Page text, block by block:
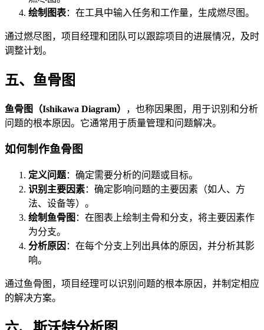
绘制图表：在工具中输入任务和工作量，生成燃尽图。
通过燃尽图，项目经理和团队可以跟踪项目的进展情况，及时
调整计划。
五、鱼骨图
鱼骨图（Ishikawa Diagram）
，也称因果图，用于识别和分析
问题的根本原因。它通常用于质量管理和问题解决。
如何制作鱼骨图
定义问题：确定需要分析的问题或目标。
识别主要因素：确定影响问题的主要因素（如人、方
法、设备等）。
绘制鱼骨图 ：在图表上绘制主骨和分支，将主要因素作
为分支。
分析原因 ：在每个分支上列出具体的原因，并分析其影
响。
通过鱼骨图，项目经理可以识别问题的根本原因，并制定相应
的解决方案。